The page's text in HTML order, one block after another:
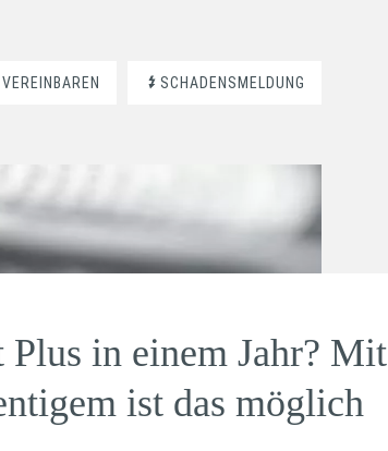
SCHADENSMELDUNG
Plus in einem Jahr? Mit
ist das möglich